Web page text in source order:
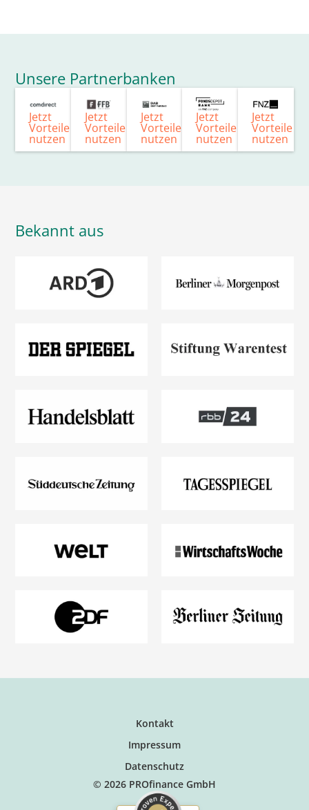
Unsere Partnerbanken
Jetzt
Vorteile
nutzen
Jetzt
Vorteile
nutzen
Jetzt
Vorteile
nutzen
Jetzt
Vorteile
nutzen
Jetzt
Vorteile
nutzen
Bekannt aus
Kontakt
Impressum
Datenschutz
© 2026 PROfinance GmbH